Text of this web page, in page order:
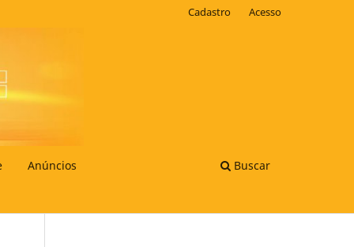
Anúncios Buscar
Cadastro Acesso